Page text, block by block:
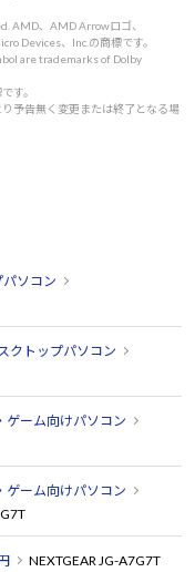
AMD、AMD Arrowロゴ、
Devices、Inc.の商標です。
are trademarks of Dolby
す。
予告無く変更または終了となる場
ソコン
クトップパソコン
ゲーム向けパソコン
ゲーム向けパソコン
NEXTGEAR JG-A7G7T